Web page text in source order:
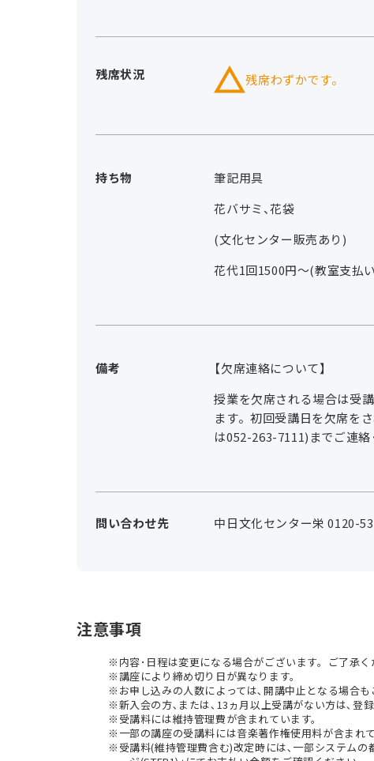
残席状況 残席わずかです。
持ち物
筆記用具
花バサミ、花袋
(文化センター販売あり)
花代1回1500円～(教室支払
備考
【欠席連絡について】
授業を欠席される場合は受
ます。初回受講日を欠席を
は052-263-7111)までご連絡
問い合わせ先 中日文化センター栄 0120-
注意事項
内容･日程は変更になる場合がございます。ご了承く
講座により締め切り日が異なります。
お申し込みの人数によっては､開講中止となる場合も
新入会の方､または､13ヵ月以上受講がない方は､登
受講料には維持管理費が含まれています。
一部の講座の受講料には音楽著作権使用料が含まれて
受講料(維持管理費含む)改定時には､一部システム